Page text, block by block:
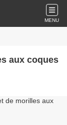
MENU
aux coques